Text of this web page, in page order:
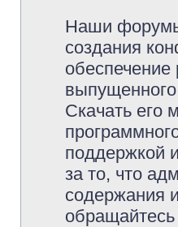
Наши форумы
создания
Скачать его
поддержкой
за то, что
содержания